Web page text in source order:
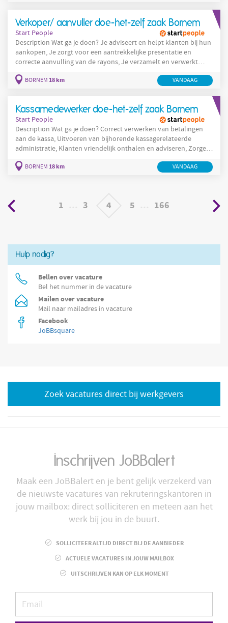
Verkoper/ aanvuller doe-het-zelf zaak Bornem
Start People
Description Wat ga je doen? Je adviseert en helpt klanten bij hun
aankopen, Je zorgt voor een aantrekkelijke presentatie en
correcte aanvulling van de rayons, Je verzamelt en verwerkt
leveringen, Je staat mee in voor goederenontvangst en
BORNEM 18 km VANDAAG
Kassamedewerker doe-het-zelf zaak Bornem
Start People
Description Wat ga je doen? Correct verwerken van betalingen
aan de kassa, Uitvoeren van bijhorende kassagerelateerde
administratie, Klanten vriendelijk onthalen en adviseren, Zorgen
van collega's in de winkel tijdens rustigere momenten, Mee
BORNEM 18 km VANDAAG
1 3 4 5 166
Hulp nodig?
Bellen over vacature
Bel het nummer in de vacature
Mailen over vacature
Mail naar mailadres in vacature
Facebook
JoBBsquare
Zoek vacatures direct bij werkgevers
Inschrijven JoBBalert
Maak een JoBBalert en je bent gelijk verzekerd van
de nieuwste vacatures van rekruteringskantoren in
jouw mailbox: direct solliciteren en meteen aan het
werk bij jou in de buurt.
SOLLICITEER ALTIJD DIRECT BIJ DE AANBIEDER
ACTUELE VACATURES IN JOUW MAILBOX
UITSCHRIJVEN KAN OP ELK MOMENT